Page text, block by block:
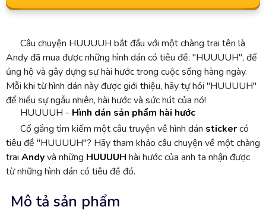
Câu chuyện HUUUUH bắt đầu với một chàng trai tên là
Andy đã mua được những hình dán có tiêu đề: "HUUUUH", để
ủng hộ và gây dựng sự hài hước trong cuộc sống hàng ngày.
Mỗi khi từ hình dán này được giới thiệu, hãy tự hỏi "HUUUUH"
để hiểu sự ngẫu nhiên, hài hước và sức hút của nó!
HUUUUH - Hình dán sản phẩm hài hước
Cố gắng tìm kiếm một câu truyện về hình dán stickercó
tiêu đề "HUUUUH"? Hãy tham khảo câu chuyện về một chàng
trai Andyvà những HUUUUH hài hước của anh ta nhận được
từ những hình dán có tiêu đề đó.
Mô tả sản phẩm